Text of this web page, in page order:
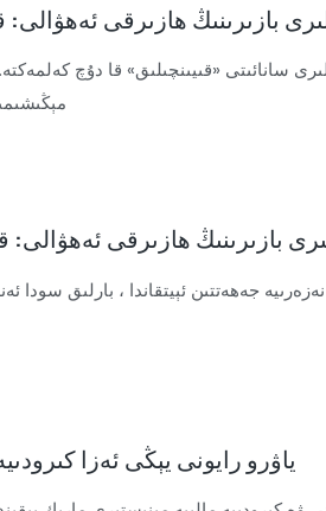
جەھەتتىن ئېيتقاندا ، بارلىق سودا
ياۋرو رايونى يېڭى ئەزا